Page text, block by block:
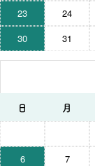
23
24
30
31
日 月
6
7